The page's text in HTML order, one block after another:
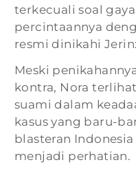
terkecuali soal
percintaannya
resmi dinikahi
Meski
kontra, Nora
suami dalam
kasus yang baru-
blasteran
menjadi perhatian.